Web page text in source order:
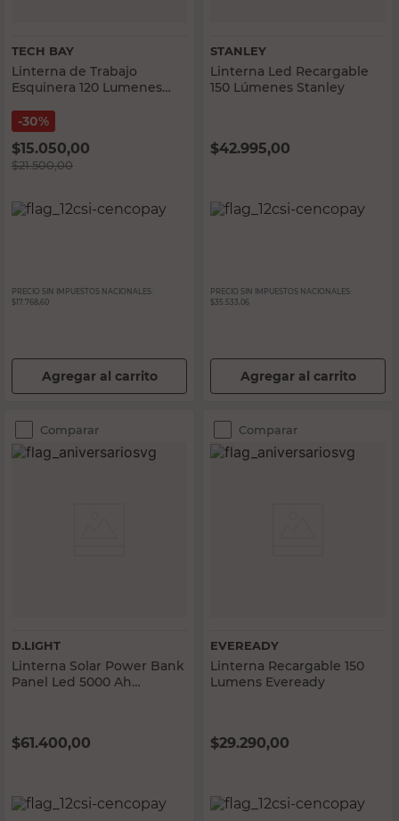
TECH BAY
Linterna de Trabajo
Esquinera 120 Lumenes
30%
$15.050,00
$21.500,00
PRECIO SIN IMPUESTOS NACIONALES:
$17.768,60
Agregar al carrito
STANLEY
Linterna Led Recargable
150 Lúmenes Stanley
$42.995,00
PRECIO SIN IMPUESTOS NACIONALES:
$35.533,06
Agregar al carrito
Comparar
D.LIGHT
Linterna Solar Power Bank
Panel Led 5000 Ah
$61.400,00
Comparar
EVEREADY
Linterna Recargable 150
Lumens Eveready
$29.290,00